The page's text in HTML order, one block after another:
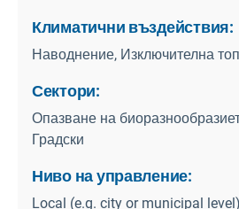
Климатични въздействия:
Наводнение, Изключителна
Сектори:
Опазване на
Градски
Ниво на управление:
Local (e.g. city or municipal level)